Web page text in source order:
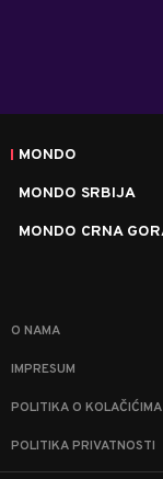
MONDO
MONDO SRBIJA
MONDO CRNA
O NAMA
IMPRESUM
POLITIKA O KOLAČIĆIMA
POLITIKA PRIVATNOSTI